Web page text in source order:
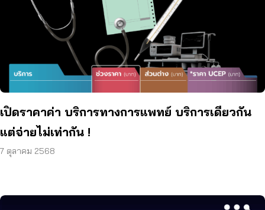
เปิดราคาค่า บริการทางการแพทย์ บริการเดียวกัน
แต่จ่ายไม่เท่ากัน !
7 ตุลาคม 2568